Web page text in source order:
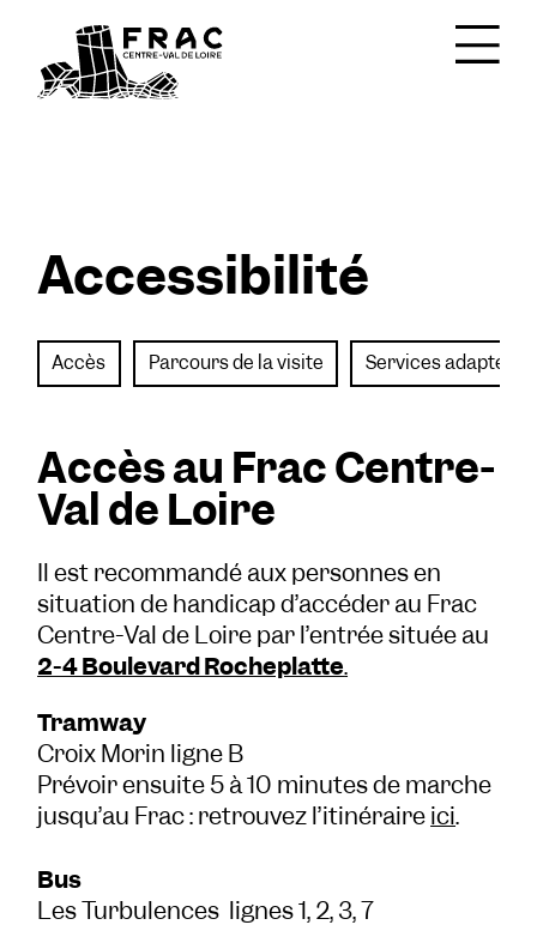
Accessibilité
Accès Parcours de la visite Services adaptés
Accès au Frac Centre-
Val de Loire
Il est recommandé aux personnes en
situation de handicap d’accéder au Frac
Centre-Val de Loire par l’entrée située au
2-4 Boulevard Rocheplatte.
Tramway
Croix Morin ligne B
Prévoir ensuite 5 à 10 minutes de marche
jusqu’au Frac : retrouvez l’itinéraireici.
Bus
Les Turbulences lignes 1, 2, 3, 7